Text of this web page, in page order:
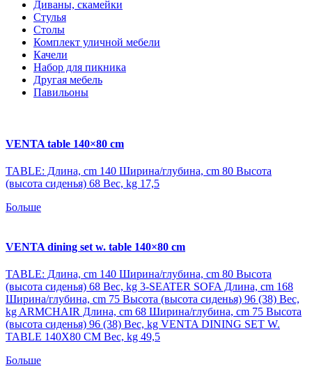
Диваны, скамейки
Стулья
Столы
Комплект уличной мебели
Качели
Набор для пикника
Другая мебель
Павильоны
VENTA table 140×80 cm
TABLE: Длина, cm 140 Ширина/глубина, cm 80 Высота
(высота сиденья) 68 Вес, kg 17,5
Больше
VENTA dining set w. table 140×80 cm
TABLE: Длина, cm 140 Ширина/глубина, cm 80 Высота
(высота сиденья) 68 Вес, kg 3-SEATER SOFA Длина, cm 168
Ширина/глубина, cm 75 Высота (высота сиденья) 96 (38) Вес,
kg ARMCHAIR Длина, cm 68 Ширина/глубина, cm 75 Высота
(высота сиденья) 96 (38) Вес, kg VENTA DINING SET W.
TABLE 140X80 CM Вес, kg 49,5
Больше